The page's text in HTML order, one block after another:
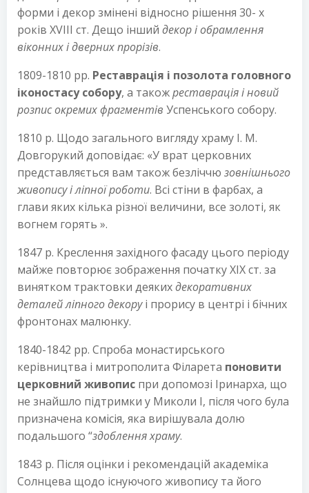
форми і декор змінені відносно рішення 30- х
років XVIII ст. Дещо інший декор і обрамлення
віконних і дверних прорізів.
1809-1810 рр. Реставрація і позолота головного
іконостасу собору, а такожреставрація і новий
розпис окремих фрагментів Успенського собору.
1810 р. Щодо загального вигляду храму І. М.
Довгорукий доповідає: «У врат церковних
представляється вам також безліччю зовнішнього
живопису і ліпної роботи. Всі стіни в фарбах, а
глави яких кілька різної величини, все золоті, як
вогнем горять ».
1847 р. Креслення західного фасаду цього періоду
майже повторює зображення початку XIX ст. за
винятком трактовки деякихдекоративних
деталей ліпного декоруі прорису в центрі і бічних
фронтонах малюнку.
1840-1842 рр. Спроба монастирського
керівництва і митрополита Філарета поновити
церковний живопис при допомозі Іринарха, що
не знайшло підтримки у Миколи І, після чого була
призначена комісія, яка вирішувала долю
подальшого “здоблення храму.
1843 р. Після оцінки і рекомендацій академіка
Солнцева щодо існуючого живопису та його